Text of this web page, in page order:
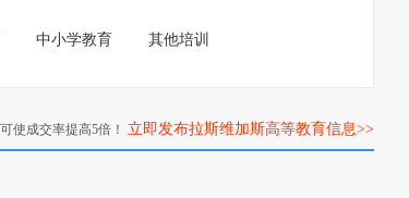
中小学教育 其他培训
使成交率提高5倍！ 立即发布拉斯维加斯高等教育信息>>